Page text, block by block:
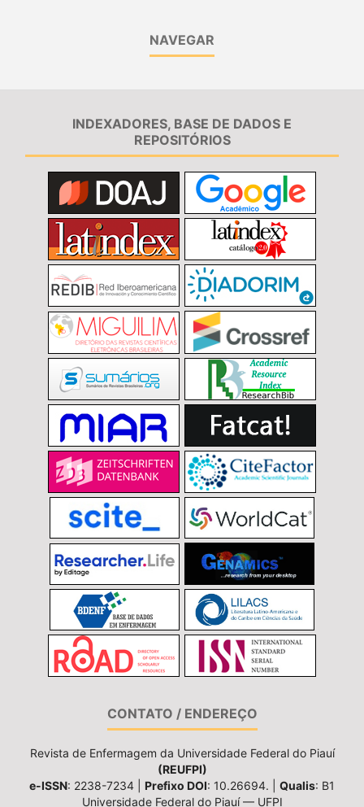
NAVEGAR
INDEXADORES, BASE DE DADOS E
REPOSITÓRIOS
CONTATO / ENDEREÇO
Revista de Enfermagem da Universidade Federal do Piauí
(REUFPI)
e-ISSN: 2238-7234 | Prefixo DOI: 10.26694. | Qualis: B1
Universidade Federal do Piauí — UFPI